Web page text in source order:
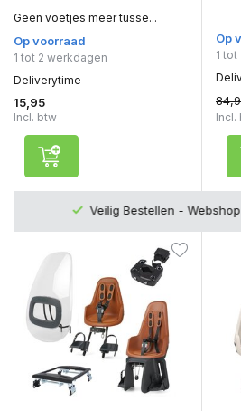
Geen voetjes meer tusse...
Op voorraad
1 tot 2 werkdagen
Deliverytime
15,95
Incl. btw
Op
1
Incl.
Top Kwaliteit en zeer